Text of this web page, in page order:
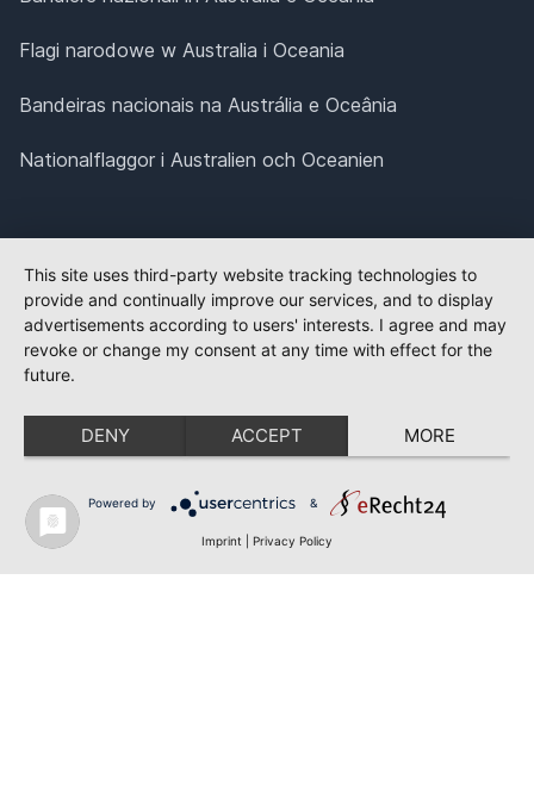
Flagi narodowe w Australia i Oceania
Bandeiras nacionais na Austrália e Oceânia
Nationalflaggor i Australien och Oceanien
This site uses third-party website tracking technologies to
provide and continually improve our services, and to display
advertisements according to users' interests. I agree and may
revoke or change my consent at any time with effect for the
future.
DENY ACCEPT MORE
Powered by &
Imprint Privacy Policy